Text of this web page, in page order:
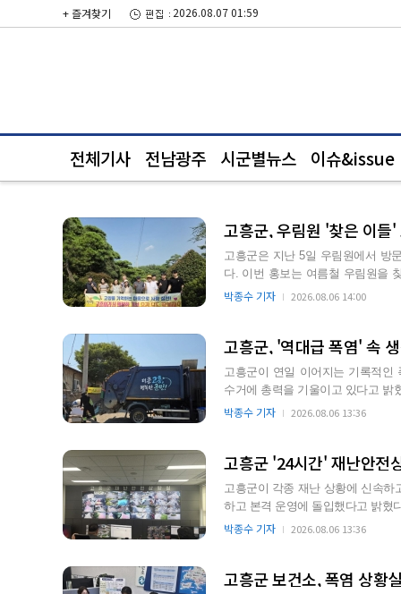
+ 즐겨찾기 2026.08.07 01:59
전체기사 전남광주 시군별뉴스 이슈&issue
고흥군, 우림원 '찾은 이들
고흥군은 지난 5일 우림원에서 방
다. 이번 홍보는 여름철 우림원을
기 위해 마련됐다. 우림원은 전라…
박종수 기자 2026.08.06 14:00
고흥군, '역대급 폭염' 속
고흥군이 연일 이어지는 기록적인
수거에 총력을 기울이고 있다고 밝
까지 토요일에도 100여…
박종수 기자 2026.08.06 13:36
고흥군 '24시간' 재난안전
고흥군이 각종 재난 상황에 신속하
하고 본격 운영에 돌입했다고 밝혔다. 재난안전상황실은 재난 발생 시 상황 접수, 전파는 물
대응부터 상황 관리 및 …
박종수 기자 2026.08.06 13:36
고흥군 보건소, 폭염 상황